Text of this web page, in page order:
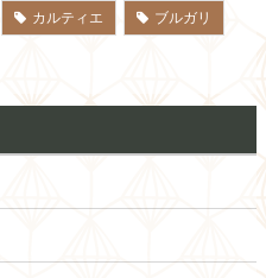
カルティエ ブルガリ